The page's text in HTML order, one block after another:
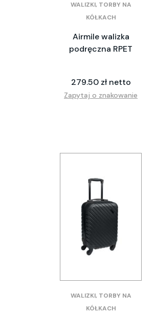
WALIZKI, TORBY NA
KÓŁKACH
Airmile walizka
podręczna RPET
279.50 zł netto
Zapytaj o znakowanie
WALIZKI, TORBY NA
KÓŁKACH